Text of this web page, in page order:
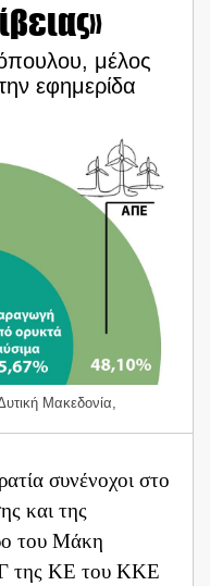
μέλος
εφημερίδα
Μακεδονία
συνένοχοι στο
και της
του Μάκη
της ΚΕ του ΚΚΕ